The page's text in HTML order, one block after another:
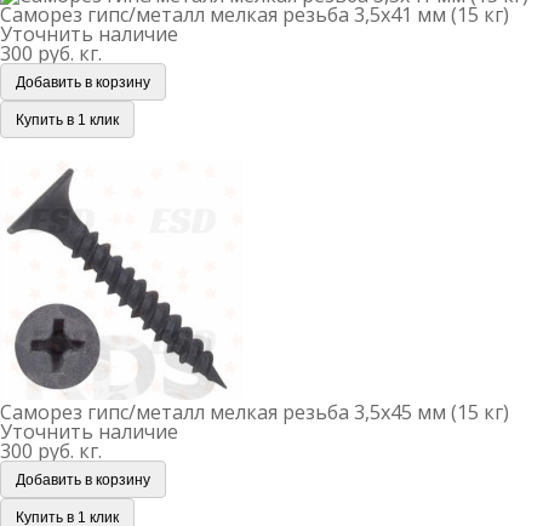
Саморез гипс/металл мелкая резьба 3,5х41 мм (15 кг)
Уточнить наличие
300 руб. кг.
Добавить в корзину
Купить в 1 клик
Саморез гипс/металл мелкая резьба 3,5х45 мм (15 кг)
Уточнить наличие
300 руб. кг.
Добавить в корзину
Купить в 1 клик